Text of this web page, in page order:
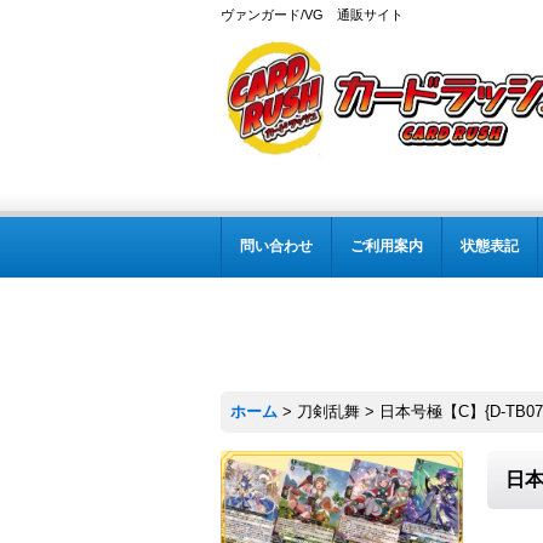
ヴァンガード/VG 通販サイト
問い合わせ ご利用案内 状態表記
ホーム > 刀剣乱舞 > 日本号極【C】{D-
日